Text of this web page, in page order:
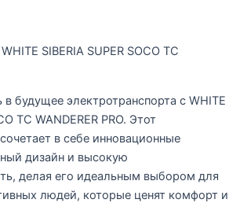
SIBERIA SUPER SOCO TC
будущее электротранспорта с WHITE
TC WANDERER PRO. Этот
в себе инновационные
дизайн и высокую
делая его идеальным выбором для
людей, которые ценят комфорт и